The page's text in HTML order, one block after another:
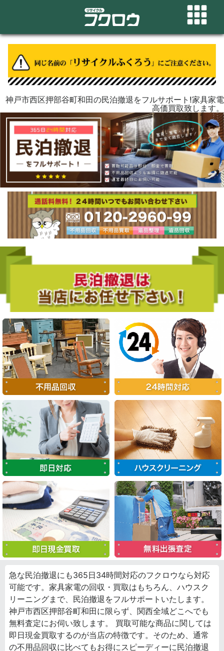
神戸市西区押部谷町和田の民泊撤退をフルサポート!家具家電
高価買取致します。
急な民泊撤退にも365日34時間対応のフクロウなら対応
可能です。家具家電の回収・買取はもちろん、ハウスク
リーニングまで、民泊撤退をフルサポートいたします。
神戸市西区押部谷町和田に限らず、関西全域どこへでも
無料査定にお伺い致します。 買取可能な商品に関しては
即日現金買取するのが当店の特徴です。そのため、通常
の不用品回収に比べてもお得にスピーディーに民泊撤退